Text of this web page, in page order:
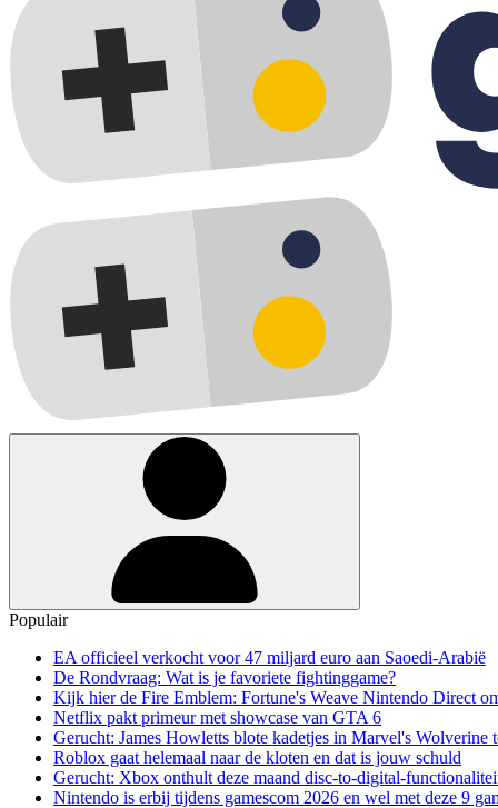
Populair
EA officieel verkocht voor 47 miljard euro aan Saoedi-Arabië
De Rondvraag: Wat is je favoriete fightinggame?
Kijk hier de Fire Emblem: Fortune's Weave Nintendo Direct
Netflix pakt primeur met showcase van GTA 6
Gerucht: James Howletts blote kadetjes in Marvel's Wolverine
Roblox gaat helemaal naar de kloten en dat is jouw schuld
Gerucht: Xbox onthult deze maand disc-to-digital-
Nintendo is erbij tijdens gamescom 2026 en wel met deze 9